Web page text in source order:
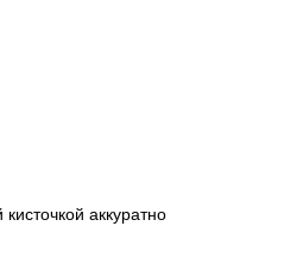
аккуратно